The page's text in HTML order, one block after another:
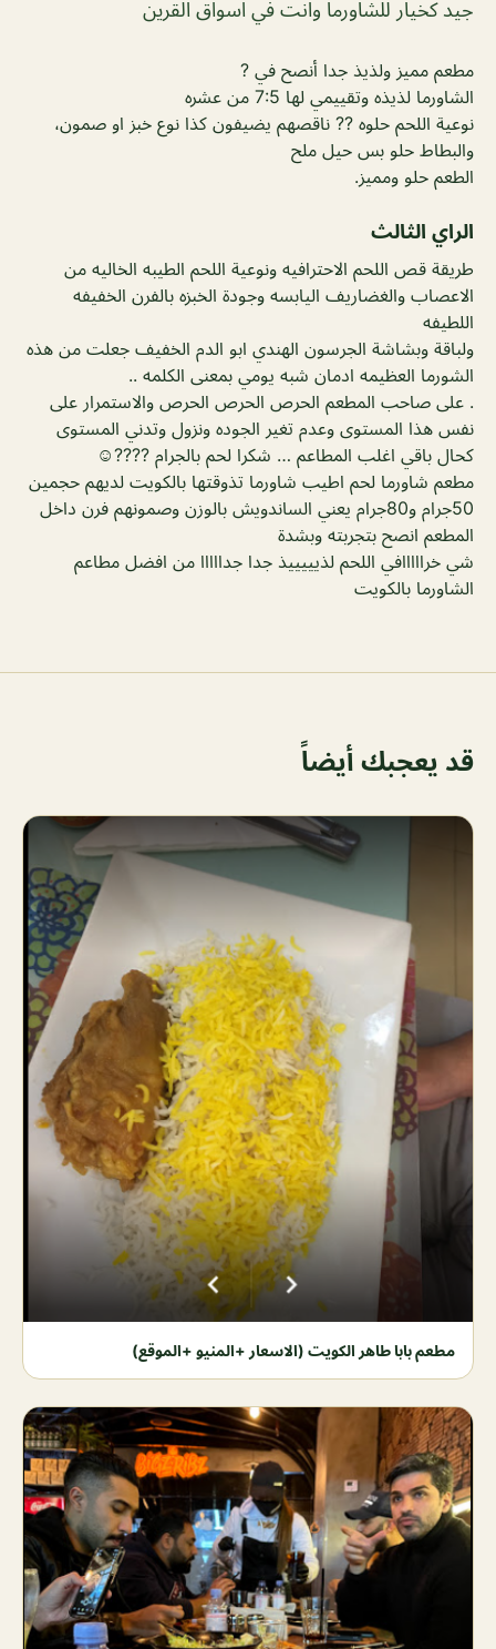
جيد كخيار للشاورما وانت في اسواق القرين
مطعم مميز ولذيذ جدا أنصح في ?
الشاورما لذيذه وتقييمي لها 7:5 من عشره
نوعية اللحم حلوه ?? ناقصهم يضيفون كذا نوع خبز او صمون،
والبطاط حلو بس حيل ملح
الطعم حلو ومميز.
الراي الثالث
طريقة قص اللحم الاحترافيه ونوعية اللحم الطيبه الخاليه من
الاعصاب والغضاريف اليابسه وجودة الخبزه بالفرن الخفيفه
اللطيفه
ولباقة وبشاشة الجرسون الهندي ابو الدم الخفيف جعلت من هذه
الشورما العظيمه ادمان شبه يومي بمعنى الكلمه ..
. على صاحب المطعم الحرص الحرص الحرص والاستمرار على
نفس هذا المستوى وعدم تغير الجوده ونزول وتدني المستوى
كحال باقي اغلب المطاعم … شكرا لحم بالجرام ????☺️
مطعم شاورما لحم اطيب شاورما تذوقتها بالكويت لديهم حجمين
50جرام و80جرام يعني الساندويش بالوزن وصمونهم فرن داخل
المطعم انصح بتجربته وبشدة
شي خرااااافي اللحم لذيييييذ جدا جدااااا من افضل مطاعم
الشاورما بالكويت
قد يعجبك أيضاً
مطعم بابا طاهر الكويت (الاسعار +المنيو +الموقع)